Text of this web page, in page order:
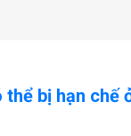
bị hạn chế